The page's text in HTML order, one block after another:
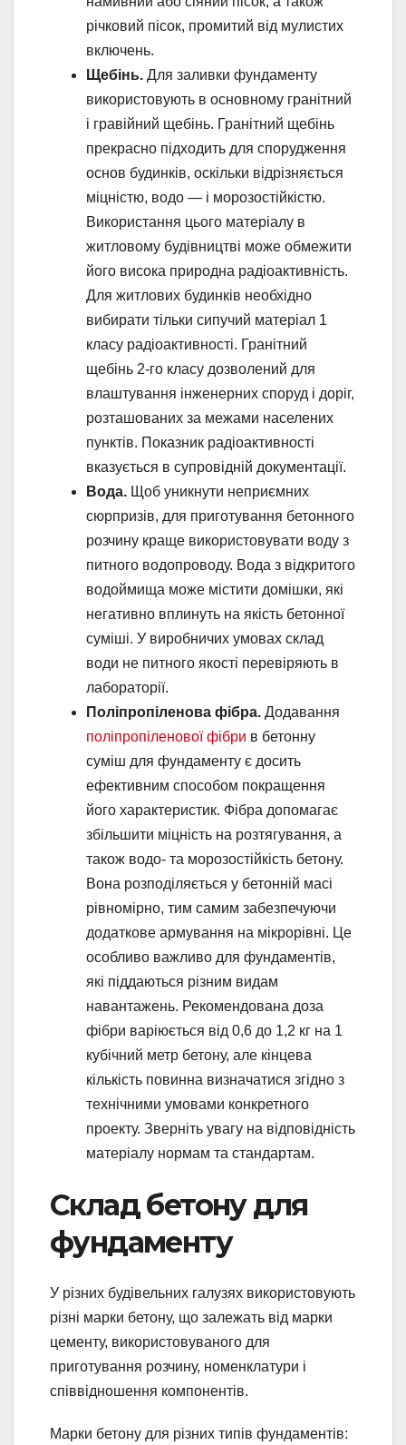
річковий пісок, промитий від мулистих
включень.
Щебінь. Для заливки фундаменту
використовують в основному гранітний
і гравійний щебінь. Гранітний щебінь
прекрасно підходить для спорудження
основ будинків, оскільки відрізняється
міцністю, водо — і морозостійкістю.
Використання цього матеріалу в
житловому будівництві може обмежити
його висока природна радіоактивність.
Для житлових будинків необхідно
вибирати тільки сипучий матеріал 1
класу радіоактивності. Гранітний
щебінь 2-го класу дозволений для
влаштування інженерних споруд і доріг,
розташованих за межами населених
пунктів. Показник радіоактивності
вказується в супровідній документації.
Вода. Щоб уникнути неприємних
сюрпризів, для приготування бетонного
розчину краще використовувати воду з
питного водопроводу. Вода з відкритого
водоймища може містити домішки, які
негативно вплинуть на якість бетонної
суміші. У виробничих умовах склад
води не питного якості перевіряють в
лабораторії.
Поліпропіленова фібра. Додавання
поліпропіленової фібри в бетонну
суміш для фундаменту є досить
ефективним способом покращення
його характеристик. Фібра допомагає
збільшити міцність на розтягування, а
також водо- та морозостійкість бетону.
Вона розподіляється у бетонній масі
рівномірно, тим самим забезпечуючи
додаткове армування на мікрорівні. Це
особливо важливо для фундаментів,
які піддаються різним видам
навантажень. Рекомендована доза
фібри варіюється від 0,6 до 1,2 кг на 1
кубічний метр бетону, але кінцева
кількість повинна визначатися згідно з
технічними умовами конкретного
проекту. Зверніть увагу на відповідність
матеріалу нормам та стандартам.
Склад бетону для
фундаменту
У різних будівельних галузях використовують
різні марки бетону, що залежать від марки
цементу, використовуваного для
приготування розчину, номенклатури і
співвідношення компонентів.
Марки бетону для різних типів фундаментів: